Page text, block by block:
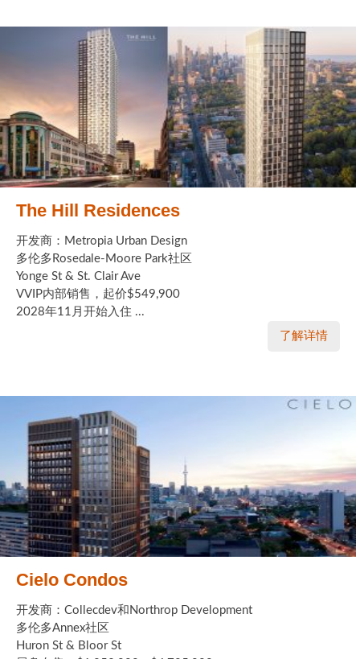
The Hill Residences
开发商：Metropia Urban Design
多伦多Rosedale-Moore Park社区
Yonge St & St. Clair Ave
VVIP内部销售，起价$549,900
2028年11月开始入住 ...
了解详情
Cielo Condos
开发商：Collecdev和Northrop Development
多伦多Annex社区
Huron St & Bloor St